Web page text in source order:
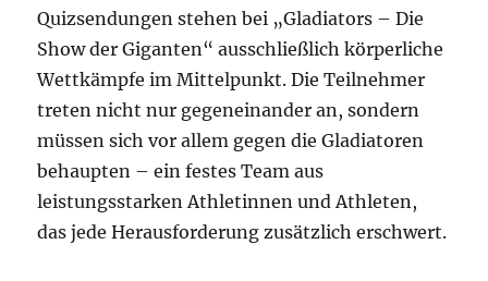
Quizsendungen stehen bei „Gladiators – Die
Show der Giganten“ ausschließlich körperliche
Wettkämpfe im Mittelpunkt. Die Teilnehmer
treten nicht nur gegeneinander an, sondern
müssen sich vor allem gegen die Gladiatoren
behaupten – ein festes Team aus
leistungsstarken Athletinnen und Athleten,
das jede Herausforderung zusätzlich erschwert.